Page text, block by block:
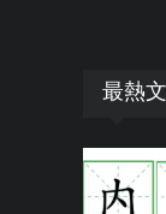
最熱